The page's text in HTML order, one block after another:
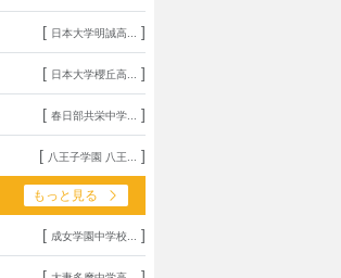
[ 日本大学明誠高... ]
[ 日本大学櫻丘高... ]
[ 春日部共栄中学... ]
[ 八王子学園 八王... ]
もっと見る
[ 成女学園中学校... ]